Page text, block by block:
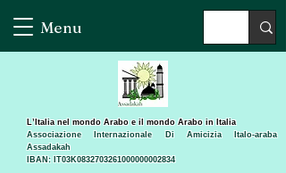
Menu
L’Italia nel mondo Arabo e il mondo Arabo in Italia
Associazione Internazionale Di Amicizia Italo-araba
Assadakah
IBAN: IT03K0832703261000000002834